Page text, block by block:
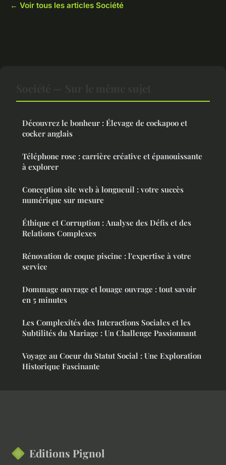
← Voir tous les articles Société
Découvrez le bonheur : Élevage de cockapoo et
cocker anglais
Téléphone rose : carrière créative et épanouissante
à explorer
Conception site web à longueuil : votre succès
numérique sur mesure
Éthique et Corruption : Analyse des Défis et des
Relations Complexes
Rénovation de coque piscine : l'expertise à votre
service
Dommage ouvrage et louage ouvrage : tout savoir
en 5 minutes
Les Complexités des Interactions Sociales et les
Subtilités du Mariage : Un Challenge Passionnant
Voyage au Coeur du Statut Social : Une Exploration
Historique Fascinante
Editions Pignol